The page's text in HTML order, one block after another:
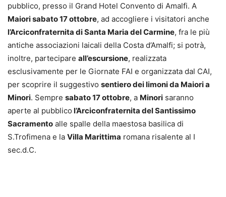
pubblico, presso il Grand Hotel Convento di Amalfi. A
Maiori sabato 17 ottobre, ad accogliere i visitatori anche
l’Arciconfraternita di Santa Maria del Carmine, fra le più
antiche associazioni laicali della Costa d’Amalfi; si potrà,
inoltre, partecipare all’escursione, realizzata
esclusivamente per le Giornate FAI e organizzata dal CAI,
per scoprire il suggestivo sentiero dei limoni da Maiori a
Minori. Sempre sabato 17 ottobre, a Minori saranno
aperte al pubblico l’Arciconfraternita del Santissimo
Sacramento alle spalle della maestosa basilica di
S.Trofimena e la Villa Marittima romana risalente al I
sec.d.C.